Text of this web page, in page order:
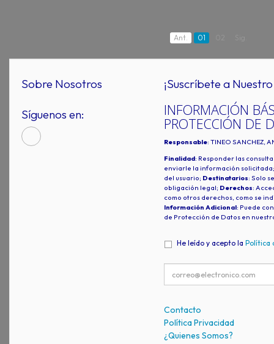
Ant. 01
Sobre Nosotros
Síguenos en:
¡Suscríbete a
INFORMACIÓN
PROTECCIÓN DE
Responsable: TINEO SANCHEZ,
Finalidad: Responder las
enviarle la información
del usuario; Destinatarios: Solo
obligación legal; Derechos:
como otros derechos, como se
Información Adicional: Puede
de Protección de Datos en
He leído y acepto la Política
Contacto
Política Privacidad
¿Quienes Somos?